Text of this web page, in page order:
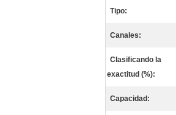
Tipo:
Canales:
Clasificando la
exactitud (%):
Capacidad: